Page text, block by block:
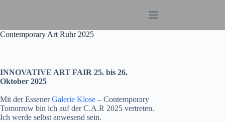
Contemporary Art Ruhr 2025
INNOVATIVE ART FAIR 25. bis 26.
Oktober 2025
Mit der EssenerGalerie Klose – Contemporary
Tomorrow bin ich auf der C.A.R 2025 vertreten.
Ich werde selbst anwesend sein.